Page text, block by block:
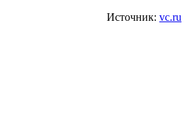
Источник: vc.ru